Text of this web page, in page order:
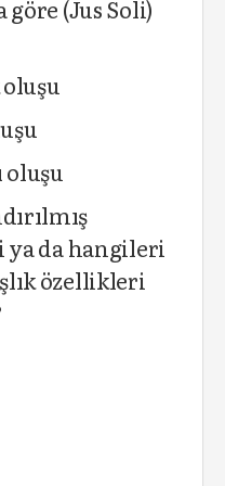
göre (Jus Soli)
oluşu
da hangileri
özellikleri